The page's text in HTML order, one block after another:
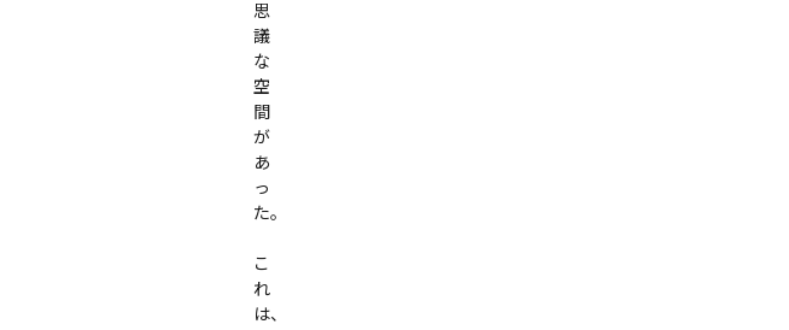
思
議
な
空
間
が
あ
っ
た。
こ
れ
は、